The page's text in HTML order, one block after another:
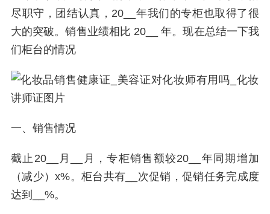
尽职守，团结认真，20__年我们的专柜也取得了很
大的突破。销售业绩相比 20__ 年。现在总结一下我
们柜台的情况
一、销售情况
截止20__月__月，专柜销售额较20__年同期增加
（减少）x%。柜台共有__次促销，促销任务完成度
达到__%。